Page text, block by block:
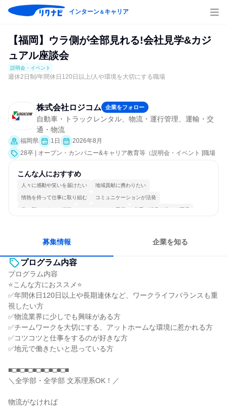
インターン＆キャリア
【福岡】ウラ側が全部見れる!会社見学&カジ
ュアル座談会
説明会・イベント
週休2日制/年間休日120日以上/人や環境を大切にする職場
株式会社ロジコム 企業をフォロー
自動車・トラックレンタル、物流・運行管理、運輸・交
通・物流
福岡県 1日
2026年8月
28卒 | オープン・カンパニー&キャリア教育等（説明会・イベント [職場
こんな人におすすめ
人々に感動や笑いを届けたい 地域貢献に携わりたい
情熱を持って仕事に取り組む コミュニケーションが活発
常に新しいものに挑戦 チームワークを重視 若手が裁量を持てる環境
募集情報 企業を知る
プログラム内容
プログラム内容
⭐こんな方におススメ⭐
✅年間休日120日以上や長期連休など、ワークライフバランスも重
視したい方
✅物流業界に少しでも興味がある方
✅チームワークを大切にする、アットホームな環境に惹かれる方
✅コツコツと仕事をするのが好きな方
✅地元で働きたいと思っている方
■□■□■□■□■□■□■□■
＼全学部・全学部 文系理系OK！／
物流がなければ